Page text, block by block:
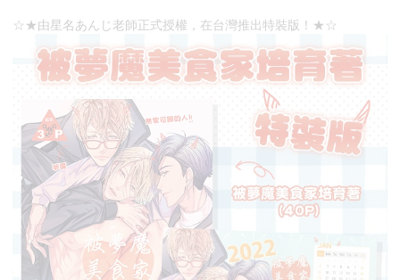
☆★由星名あんじ老師正式授權，在台灣推出特裝版！★☆